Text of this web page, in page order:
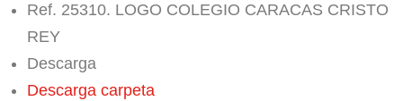
Ref. 25310. LOGO COLEGIO CARACAS CRISTO
REY
Descarga
Descarga carpeta